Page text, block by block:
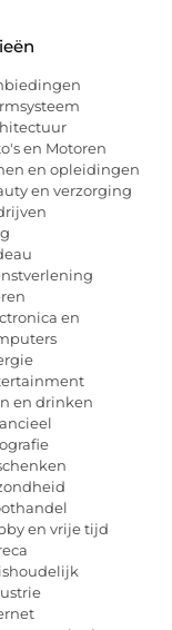
en Motoren
en opleidingen
en verzorging
en
en drinken
en vrije tijd